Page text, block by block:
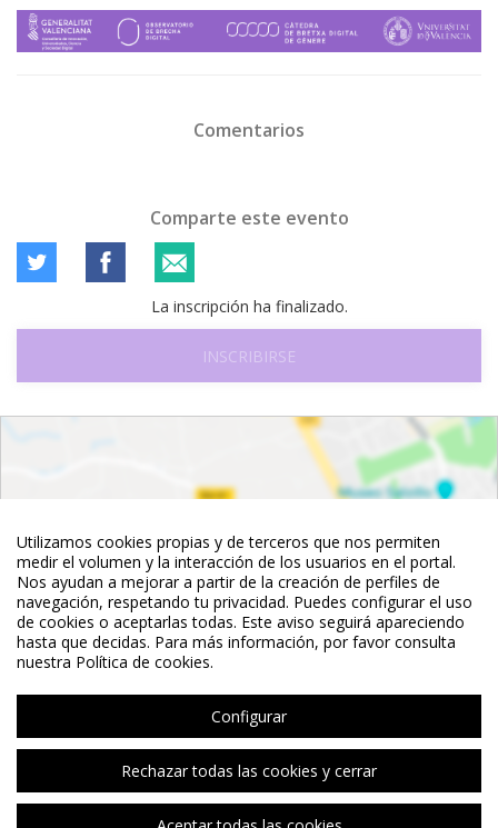
Utilizamos cookies propias y de terceros que nos permiten
medir el volumen y la interacción de los usuarios en el portal.
Nos ayudan a mejorar a partir de la creación de perfiles de
navegación, respetando tu privacidad. Puedes configurar el uso
de cookies o aceptarlas todas. Este aviso seguirá apareciendo
hasta que decidas. Para más información, por favor consulta
nuestra Política de cookies.
Configurar
Rechazar todas las cookies y cerrar
Comentarios
Comparte este evento
La inscripción ha finalizado.
INSCRIBIRSE
Ver mapa